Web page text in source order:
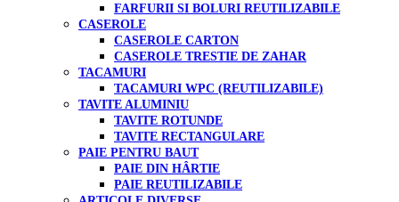
FARFURII SI BOLURI REUTILIZABILE
CASEROLE
CASEROLE CARTON
CASEROLE TRESTIE DE ZAHAR
TACAMURI
TACAMURI WPC (REUTILIZABILE)
TAVITE ALUMINIU
TAVITE ROTUNDE
TAVITE RECTANGULARE
PAIE PENTRU BAUT
PAIE DIN HÂRTIE
PAIE REUTILIZABILE